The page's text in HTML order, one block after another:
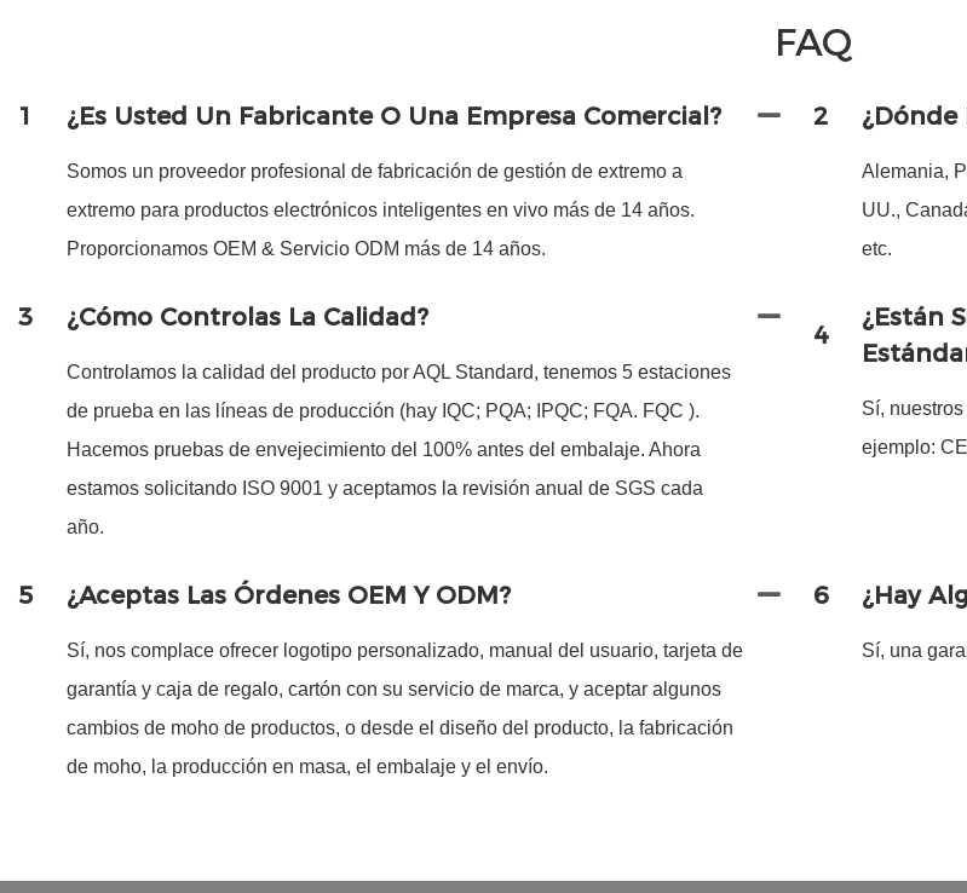
FAQ
1 ¿Es Usted Un Fabricante O Una Empresa Comercial?
Somos un proveedor profesional de fabricación de gestión de extremo a
extremo para productos electrónicos inteligentes en vivo más de 14 años.
Proporcionamos OEM & Servicio ODM más de 14 años.
2 ¿Dónde
Alemania,
UU.,
etc.
3 ¿Cómo Controlas La Calidad?
Controlamos la calidad del producto por AQL Standard, tenemos 5 estaciones
de prueba en las líneas de producción (hay IQC; PQA; IPQC; FQA. FQC ).
Hacemos pruebas de envejecimiento del 100% antes del embalaje. Ahora
estamos solicitando ISO 9001 y aceptamos la revisión anual de SGS cada
año.
4
¿Están
Sí,
ejemplo:
5 ¿Aceptas Las Órdenes OEM Y ODM?
Sí, nos complace ofrecer logotipo personalizado, manual del usuario, tarjeta de
garantía y caja de regalo, cartón con su servicio de marca, y aceptar algunos
cambios de moho de productos, o desde el diseño del producto, la fabricación
de moho, la producción en masa, el embalaje y el envío.
6 ¿Hay
Sí, una